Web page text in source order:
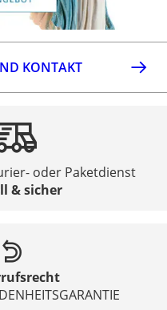
KONTAKT
oder Paketdienst
& sicher